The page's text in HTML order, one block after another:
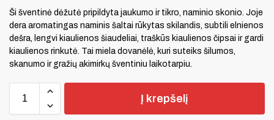
Ši šventinė dėžutė pripildyta jaukumo ir tikro, naminio skonio. Joje
dera aromatingas naminis šaltai rūkytas skilandis, subtili elnienos
dešra, lengvi kiaulienos šiaudeliai, traškūs kiaulienos čipsai ir gardi
kiaulienos rinkutė. Tai miela dovanėlė, kuri suteiks šilumos,
skanumo ir gražių akimirkų šventiniu laikotarpiu.
Į krepšelį